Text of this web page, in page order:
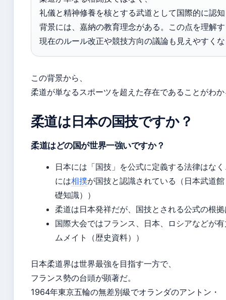
礼儀と精神修養を核とする武道として国際的に認
背景には、嘉納の教育理念がある。この点を理解
現在のルール改正や競技方向の議論も見えやすく
この背景から、
柔道が単なるスポーツを超えた存在であることがわ
柔道は日本の国技ですか？
柔道はどの国が世界一強いですか？
日本には「国技」を公式に定義する法律はな
には相撲が国技と認識されている（日本武道
礎知識））
柔道は日本発祥だが、国技とされる公式の根
国際大会ではフランス、日本、ロシアなどが
ムメイト（歴史資料））
日本柔道界は世界最強を目指す一方で、
フランス勢の台頭が顕著だ。
1964年東京五輪の無差別級でオランダのアントン・